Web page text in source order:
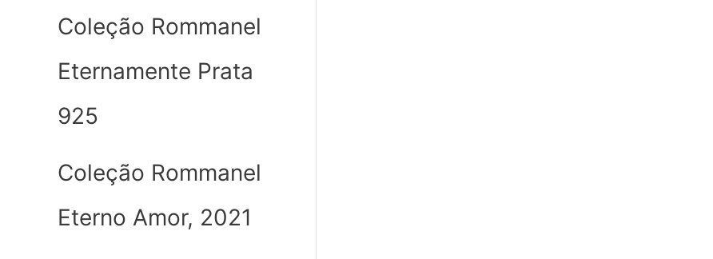
Coleção Rommanel
Eternamente Prata
925
Coleção Rommanel
Eterno Amor, 2021